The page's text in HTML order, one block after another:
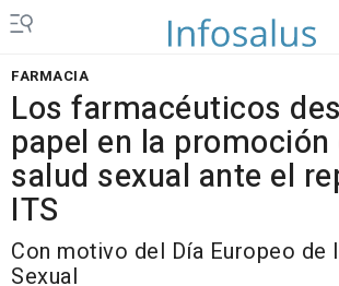
FARMACIA
Los farmacéuticos
papel en la promoción
salud sexual ante el
ITS
Con motivo del Día Europeo de
Sexual